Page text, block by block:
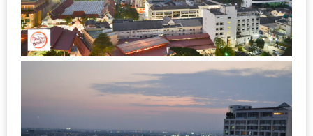
โม
ชั่น
สำหรับ
คน
บ้าน